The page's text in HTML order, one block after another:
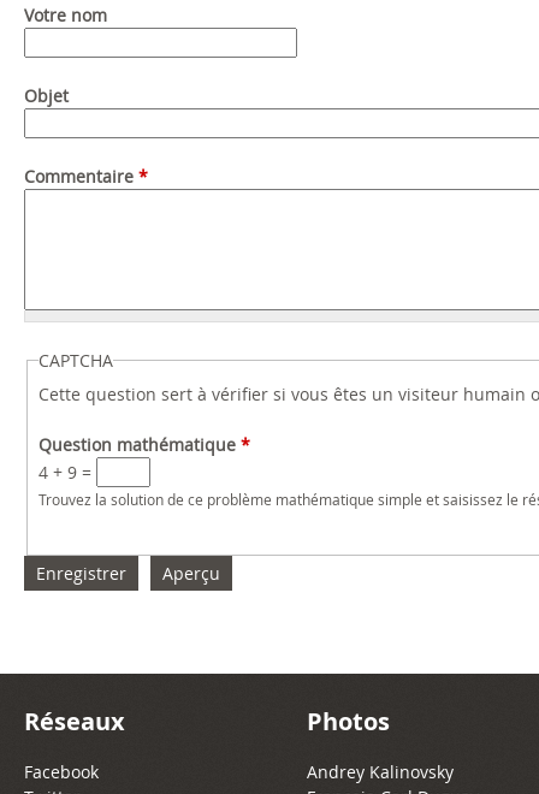
Votre nom
Objet
Commentaire *
CAPTCHA
Cette question sert à vérifier si vous êtes un visiteur
Question mathématique *
4 + 9 =
Trouvez la solution de ce problème mathématique simple et saisissez le
Réseaux
Facebook
Photos
Andrey Kalinovsky